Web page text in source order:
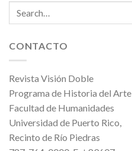
CONTACTO
Revista Visión Doble
Programa de Historia del Arte
Facultad de Humanidades
Universidad de Puerto Rico,
Recinto de Río Piedras